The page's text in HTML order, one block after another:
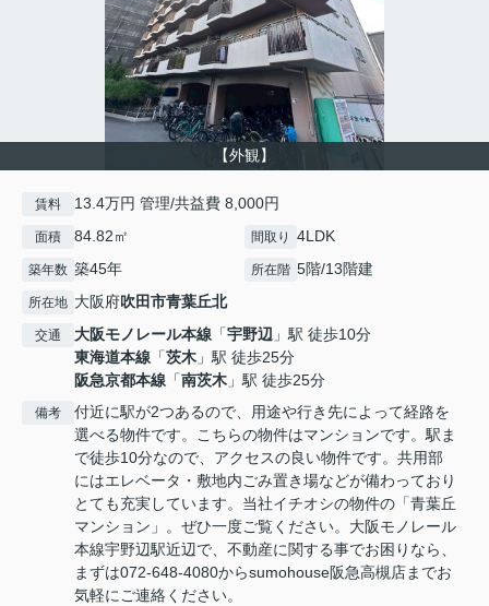
【外観】
賃料 13.4万円 管理/共益費 8,000円
面積 84.82㎡ 間取り 4LDK
築年数 築45年 所在階 5階/13階建
所在地 大阪府吹田市青葉丘北
交通 大阪モノレール本線 「宇野辺 」駅 徒歩10分
東海道本線 「茨木 」駅 徒歩25分
阪急京都本線 「南茨木 」駅 徒歩25分
備考
付近に駅が2つあるので、用途や行き先によって経路を
選べる物件です。こちらの物件はマンションです。駅ま
で徒歩10分なので、アクセスの良い物件です。共用部
にはエレベータ・敷地内ごみ置き場などが備わっており
とても充実しています。当社イチオシの物件の「青葉丘
マンション」。ぜひ一度ご覧ください。大阪モノレール
本線宇野辺駅近辺で、不動産に関する事でお困りなら、
まずは072-648-4080からsumohouse阪急高槻店までお
気軽にご連絡ください。